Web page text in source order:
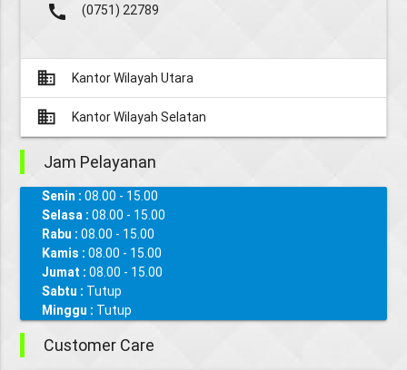
call (0751) 22789
business Kantor Wilayah Utara
business Kantor Wilayah Selatan
Jam Pelayanan
Senin :08.00 - 15.00
Selasa :08.00 - 15.00
Rabu :08.00 - 15.00
Kamis :08.00 - 15.00
Jumat :08.00 - 15.00
Sabtu : Tutup
Minggu : Tutup
Customer Care